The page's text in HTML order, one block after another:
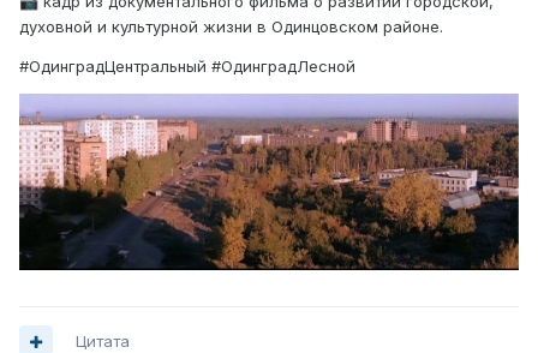
духовной и культурной жизни в Одинцовском районе.
#ОдинградЦентральный #ОдинградЛесной
Цитата